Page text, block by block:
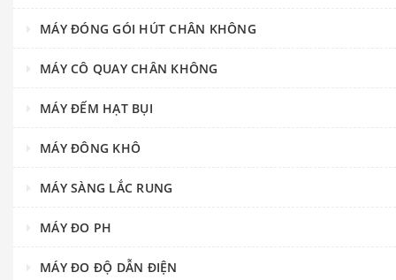
MÁY ĐÓNG GÓI HÚT CHÂN KHÔNG
MÁY CÔ QUAY CHÂN KHÔNG
MÁY ĐẾM HẠT BỤI
MÁY ĐÔNG KHÔ
MÁY SÀNG LẮC RUNG
MÁY ĐO PH
MÁY ĐO ĐỘ DẪN ĐIỆN